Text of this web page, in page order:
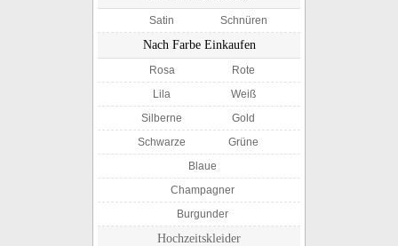
Satin Schnüren
Nach Farbe Einkaufen
Rosa
Rote
Lila
Weiß
Silberne
Gold
Schwarze
Grüne
Blaue
Champagner
Burgunder
Hochzeitskleider